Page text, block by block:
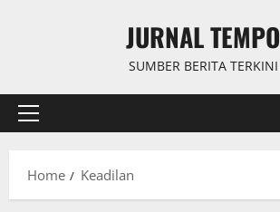
JURNAL TEMPO
SUMBER BERITA TERKINI
Primary
Home
Keadilan